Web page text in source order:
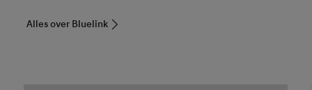
Alles over Bluelink